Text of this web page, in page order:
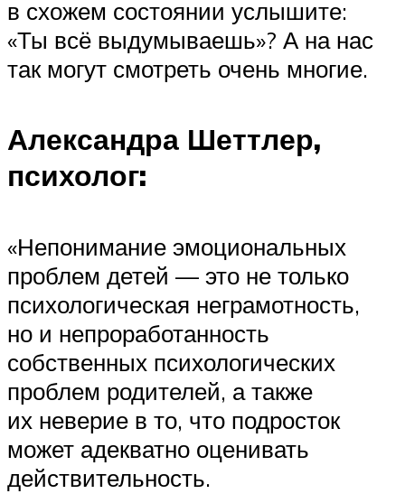
в схожем состоянии услышите:
«Ты всё выдумываешь»? А на нас
так могут смотреть очень многие.
Александра Шеттлер,
психолог:
«Непонимание эмоциональных
проблем детей — это не только
психологическая неграмотность,
но и непроработанность
собственных психологических
проблем родителей, а также
их неверие в то, что подросток
может адекватно оценивать
действительность.